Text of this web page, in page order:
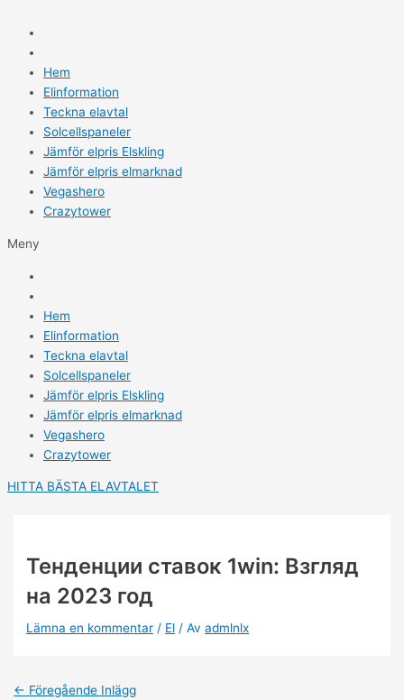
Hem
Elinformation
Teckna elavtal
Solcellspaneler
Jämför elpris Elskling
Jämför elpris elmarknad
Vegashero
Crazytower
Meny
Hem
Elinformation
Teckna elavtal
Solcellspaneler
Jämför elpris Elskling
Jämför elpris elmarknad
Vegashero
Crazytower
HITTA BÄSTA ELAVTALET
Тенденции ставок 1win: Взгляд
на 2023 год
Lämna en kommentar / El / Av admlnlx
← Föregående Inlägg